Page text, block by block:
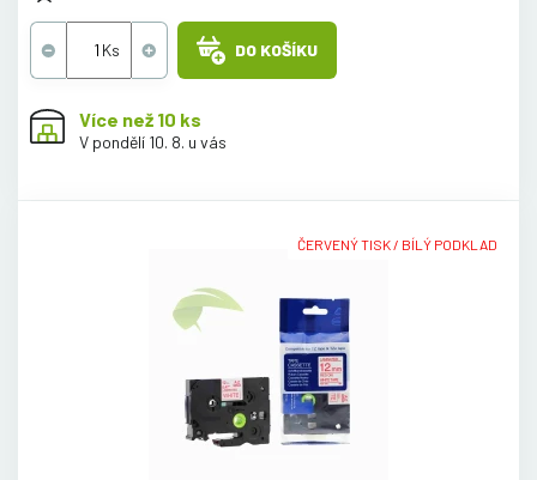
DO KOŠÍKU
Více než 10 ks
V pondělí 10. 8. u vás
ČERVENÝ TISK / BÍLÝ PODKLAD